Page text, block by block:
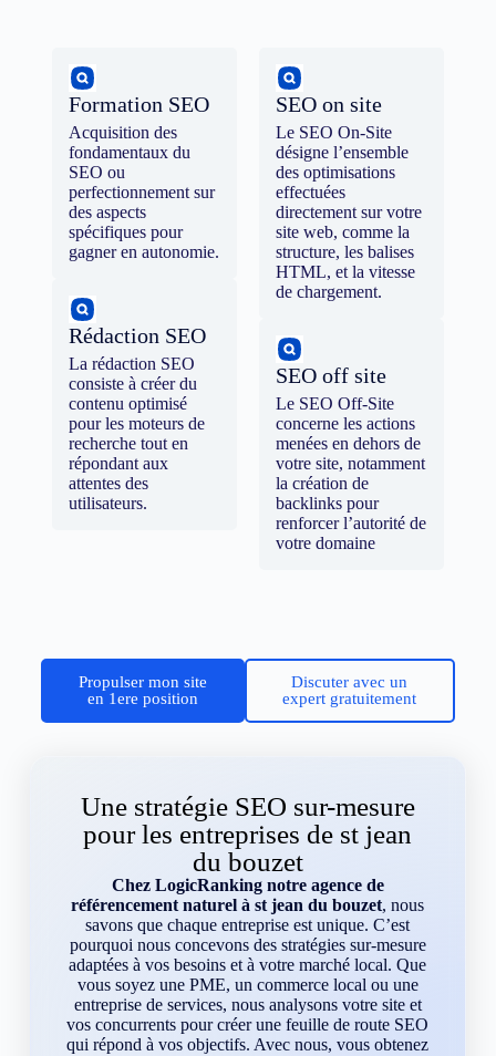
Formation SEO
Acquisition des
fondamentaux du
SEO ou
perfectionnement sur
des aspects
spécifiques pour
gagner en autonomie.
Rédaction SEO
La rédaction SEO
consiste à créer du
contenu optimisé
pour les moteurs de
recherche tout en
répondant aux
attentes des
utilisateurs.
SEO on site
Le SEO On-Site
désigne l’ensemble
des optimisations
effectuées
directement sur votre
site web, comme la
structure, les balises
HTML, et la vitesse
de chargement.
SEO off site
Le SEO Off-Site
concerne les actions
menées en dehors de
votre site, notamment
la création de
backlinks pour
renforcer l’autorité de
votre domaine
Propulser mon site
en 1ere position
Discuter avec un
expert gratuitement
Une stratégie SEO sur-mesure
pour les entreprises de st jean
du bouzet
Chez LogicRanking notre agence de
référencement naturel à st jean du bouzet, nous
savons que chaque entreprise est unique. C’est
pourquoi nous concevons des stratégies sur-mesure
adaptées à vos besoins et à votre marché local. Que
vous soyez une PME, un commerce local ou une
entreprise de services, nous analysons votre site et
vos concurrents pour créer une feuille de route SEO
qui répond à vos objectifs. Avec nous, vous obtenez